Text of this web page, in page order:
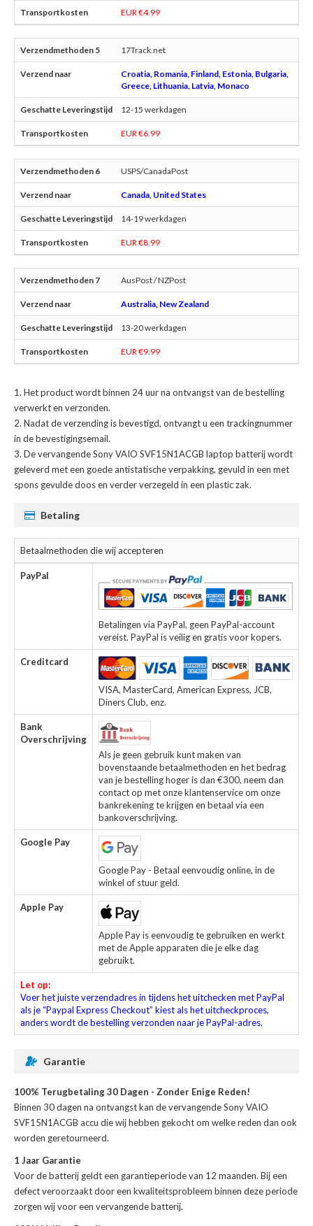
EUR €4.99
17Track.net
Croatia, Romania, Finland, Estonia, Bulgaria,
Greece, Lithuania, Latvia, Monaco
12-15 werkdagen
EUR €6.99
USPS/CanadaPost
Canada, United States
14-19 werkdagen
EUR €8.99
AusPost / NZPost
Australia, New Zealand
13-20 werkdagen
EUR €9.99
Het product wordt binnen 24 uur na ontvangst van de bestelling
verwerkt en verzonden.
Nadat de verzending is bevestigd, ontvangt u een trackingnummer
in de bevestigingsemail.
Devervangende Sony VAIO SVF15N1ACGB laptop batterijwordt
geleverd met een goede antistatische verpakking, gevuld in een met
spons gevulde doos en verder verzegeld in een plastic zak.
Betaling
Betaalmethoden die wij accepteren
PayPal
Betalingen via PayPal, geen PayPal-account
vereist. PayPal is veilig en gratis voor kopers.
Creditcard
VISA, MasterCard, American Express, JCB,
Diners Club, enz.
Bank
Overschrijving
Als je geen gebruik kunt maken van
bovenstaande betaalmethoden en het bedrag
van je bestelling hoger is dan €300, neem dan
contact op met onze klantenservice om onze
bankrekening te krijgen en betaal via een
bankoverschrijving.
Google Pay
Google Pay - Betaal eenvoudig online, in de
winkel of stuur geld.
Apple Pay
Apple Pay is eenvoudig te gebruiken en werkt
met de Apple apparaten die je elke dag
gebruikt.
Let op:
Voer het juiste verzendadres in tijdens het uitchecken met PayPal
als je “Paypal Express Checkout” kiest als het uitcheckproces,
anders wordt de bestelling verzonden naar je PayPal-adres.
Garantie
100% Terugbetaling 30 Dagen - Zonder Enige Reden!
Binnen 30 dagen na ontvangst kan devervangende Sony VAIO
SVF15N1ACGB accu die wij hebben gekocht om welke reden dan ook
worden geretourneerd.
1 Jaar Garantie
Voor debatterij geldt een garantieperiode van 12 maanden. Bij een
defect veroorzaakt door een kwaliteitsprobleem binnen deze periode
zorgen wij voor een vervangende batterij.